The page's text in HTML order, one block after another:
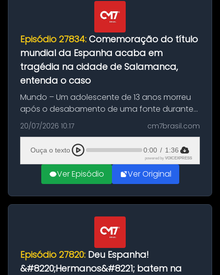
Episódio 27834: Comemoração do título
mundial da Espanha acaba em
tragédia na cidade de Salamanca,
entenda o caso
Mundo – Um adolescente de 13 anos morreu
após o desabamento de uma fonte durante
as comemorações pelo título da Copa do
Mundo conquistado pela Espanha, em
Ciudad Rodrigo, na província de Salamanca,
no...
20/07/2026 10:17 cm7brasil.com
Ouça o texto 0:00 / 1:36
powered by VOICEXPRESS
Ver Episódio Ver Original
Episódio 27820: Deu Espanha!
&#8220;Hermanos&#8221; batem na